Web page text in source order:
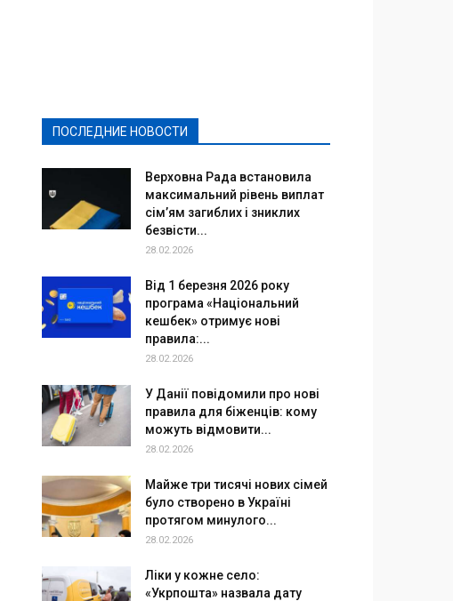
ПОСЛЕДНИЕ НОВОСТИ
Верховна Рада встановила
максимальний рівень виплат
сім’ям загиблих і зниклих
безвісти...
28.02.2026
Від 1 березня 2026 року
програма «Національний
кешбек» отримує нові
правила:...
28.02.2026
У Данії повідомили про нові
правила для біженців: кому
можуть відмовити...
28.02.2026
Майже три тисячі нових сімей
було створено в Україні
протягом минулого...
28.02.2026
Ліки у кожне село:
«Укрпошта» назвала дату